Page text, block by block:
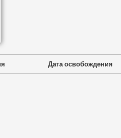
Дата освобождения